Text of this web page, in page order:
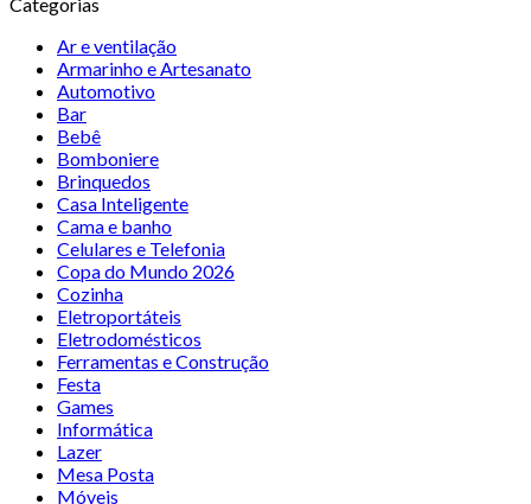
Ar e ventilação
Armarinho e Artesanato
Automotivo
Bar
Bebê
Bomboniere
Brinquedos
Casa Inteligente
Cama e banho
Celulares e Telefonia
Copa do Mundo 2026
Cozinha
Eletroportáteis
Eletrodomésticos
Ferramentas e Construção
Festa
Games
Informática
Lazer
Mesa Posta
Móveis